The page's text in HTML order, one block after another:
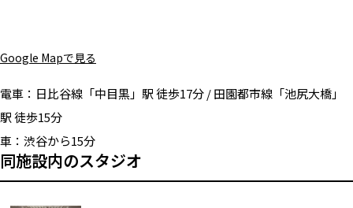
Google Mapで見る
電車： 日比谷線「中目黒」駅 徒歩17分 / 田園都市線「池尻大橋」
駅 徒歩15分
車： 渋谷から15分
同施設内のスタジオ